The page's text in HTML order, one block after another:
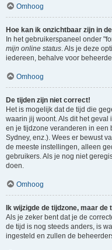
Omhoog
Hoe kan ik onzichtbaar zijn in
In het gebruikerspaneel onder
mijn online status. Als je deze
iedereen, behalve voor
Omhoog
De tijden zijn niet correct!
Het is mogelijk dat de tijd die
waarin jij woont. Als dit het
en je tijdzone veranderen in een
Sydney, enz.). Wees er bewust
de meeste instellingen, alleen
gebruikers. Als je nog niet
doen.
Omhoog
Ik wijzigde de tijdzone, maar
Als je zeker bent dat je de
de tijd is nog steeds anders, is
ingesteld en zullen de